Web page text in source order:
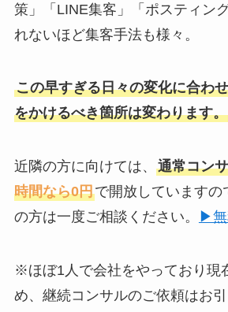
策」「LINE集客」「ポスティン
れないほど集客手法も様々。
この早すぎる日々の変化に合わ
をかけるべき箇所は変わります。
近隣の方に向けては、 通常コン
時間なら0円で開放していますの
の方は一度ご相談ください。
▶︎無
※ほぼ1人で会社をやっており現
め、継続コンサルのご依頼はお